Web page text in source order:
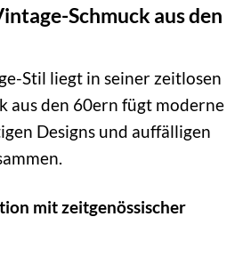
Schmuck aus den
Stil liegt in seiner zeitlosen
aus den 60ern fügt moderne
Designs und auffälligen
mit zeitgenössischer